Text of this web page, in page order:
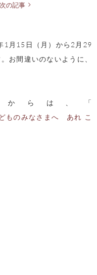
次の記事
1月15日（月）から2月29
お間違いのないように、
らは、「
ものみなさまへ あれ こ